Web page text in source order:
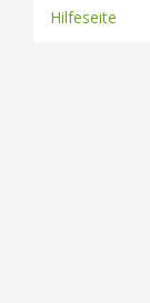
Hilfeseite